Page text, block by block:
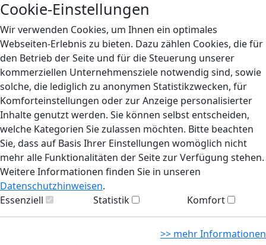
Cookie-Einstellungen
Wir verwenden Cookies, um Ihnen ein optimales
Webseiten-Erlebnis zu bieten. Dazu zählen Cookies, die für
den Betrieb der Seite und für die Steuerung unserer
kommerziellen Unternehmensziele notwendig sind, sowie
solche, die lediglich zu anonymen Statistikzwecken, für
Komforteinstellungen oder zur Anzeige personalisierter
Inhalte genutzt werden. Sie können selbst entscheiden,
welche Kategorien Sie zulassen möchten. Bitte beachten
Sie, dass auf Basis Ihrer Einstellungen womöglich nicht
mehr alle Funktionalitäten der Seite zur Verfügung stehen.
Weitere Informationen finden Sie in unseren
Datenschutzhinweisen.
Essenziell
Statistik Komfort
>> mehr Informationen